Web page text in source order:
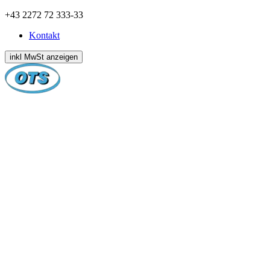
Zum
springen
+43 2272 72 333-33
Kontakt